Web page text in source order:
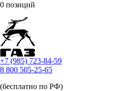
0 позиций
+7 (985) 723-84-59
8 800 505-25-65
(бесплатно по РФ)